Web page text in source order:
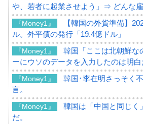
や、若者に起業させよう」⇒ どんな雇
『Money1』
【韓国の外貨準備】
ル。外平債の発行「19.4億ドル」
『Money1』
韓国「ここは北朝鮮な
ーにウソのデータを入力したのは明白
『Money1』
韓国･李在明さっそく
言。
『Money1』
韓国は「中国と同じく
だ。